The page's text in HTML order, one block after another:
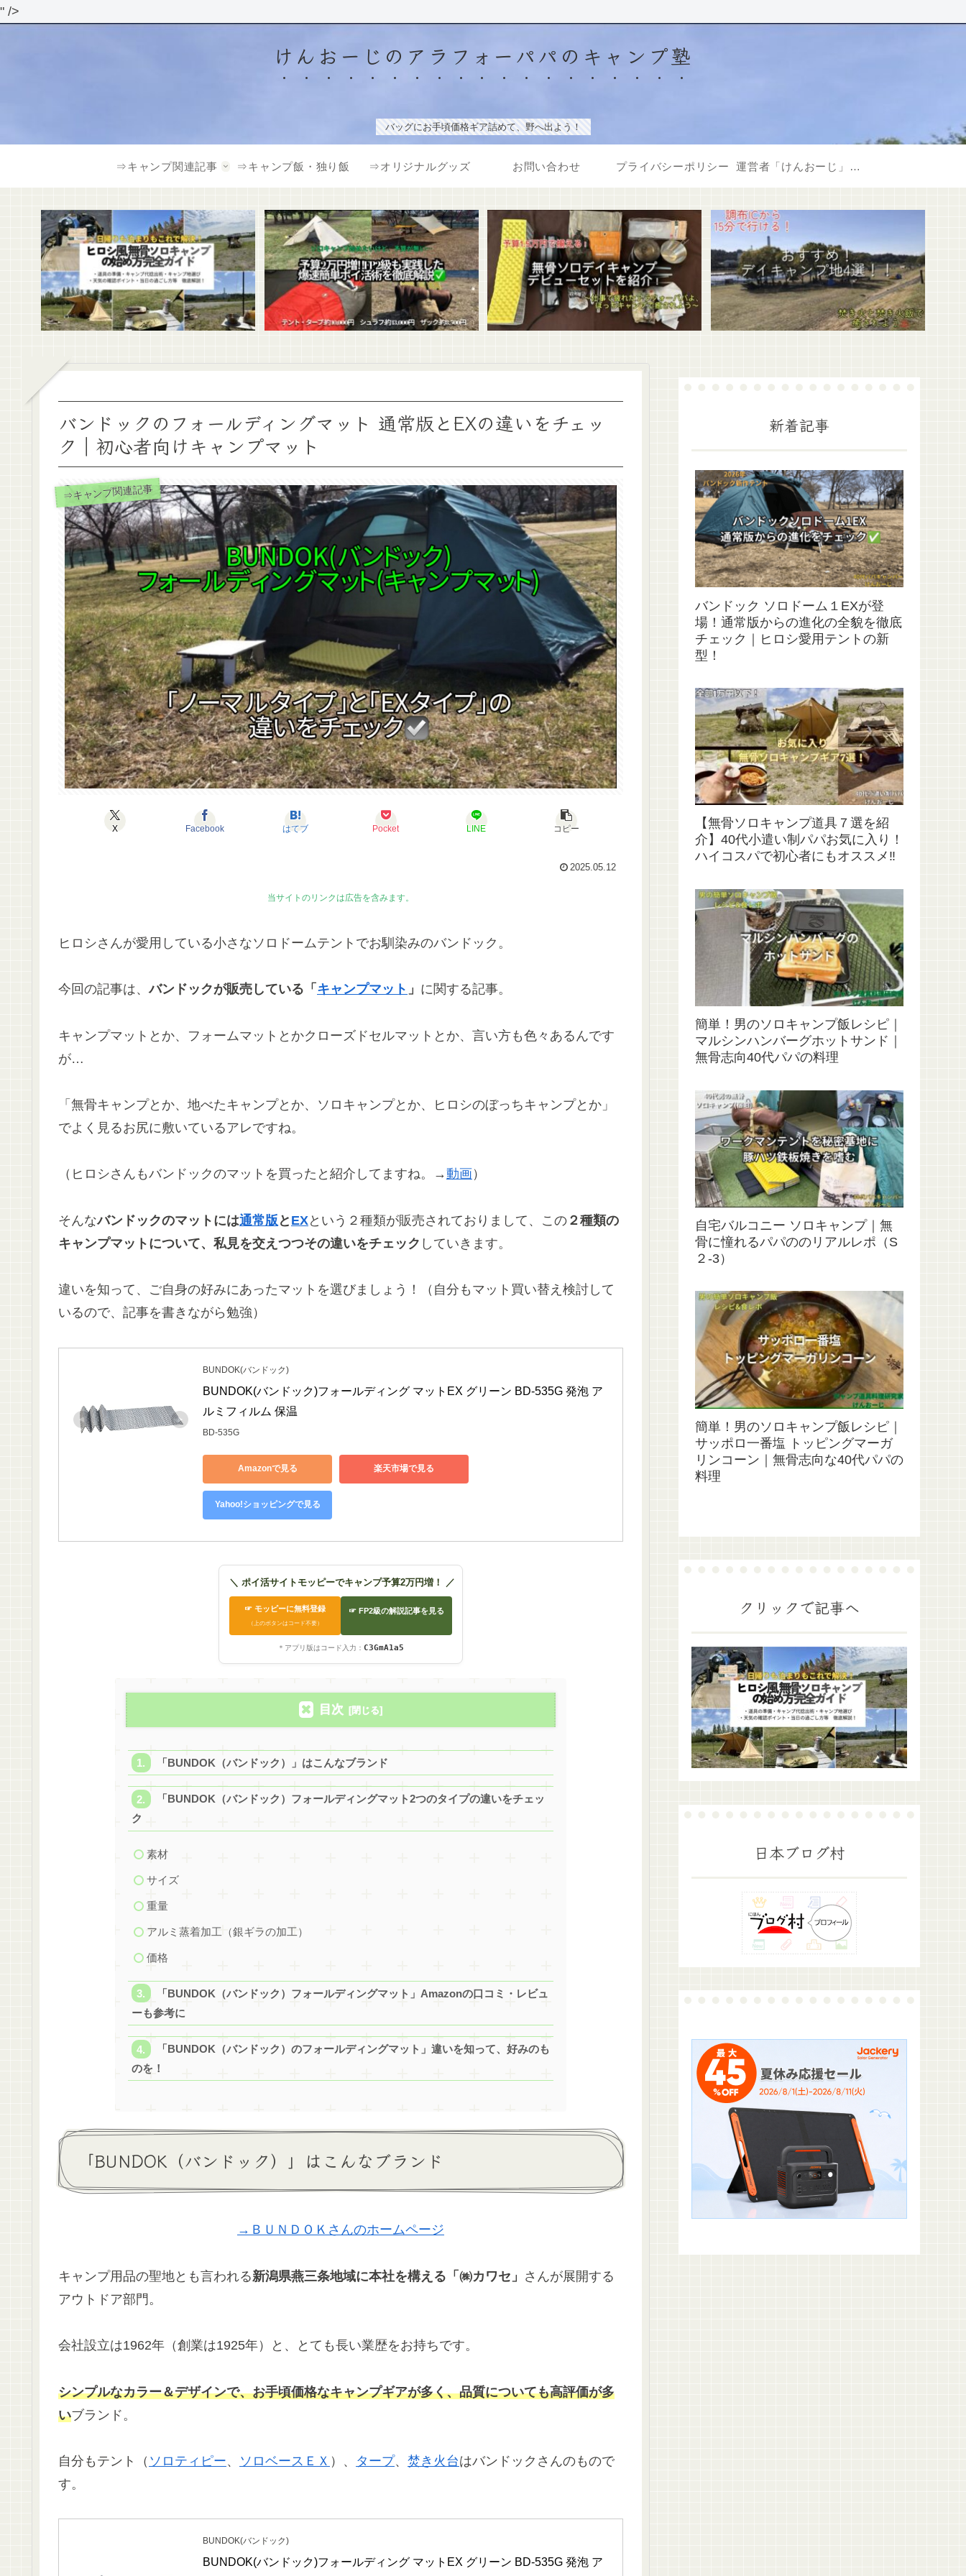
" />
けんおーじのアラフォーパパのキャンプ塾
バッグにお手頃価格ギア詰めて、野へ出よう！
⇒キャンプ関連記事 ⇒キャンプ飯・独り飯 ⇒オリジナルグッズ お問い合わせ プライバシーポリシー 運営者「けんおーじ」について
バンドックのフォールディングマット 通常版とEXの違いをチェッ
ク｜初心者向けキャンプマット
⇒キャンプ関連記事
X Facebook はてブ Pocket LINE コピー
2025.05.12
当サイトのリンクは広告を含みます。
ヒロシさんが愛用している小さなソロドームテントでお馴染みのバンドック。
今回の記事は、バンドックが販売している「 キャンプマット 」 に関する記事。
キャンプマットとか、フォームマットとかクローズドセルマットとか、言い方も色々あるんです
が…
「無骨キャンプとか、地べたキャンプとか、ソロキャンプとか、ヒロシのぼっちキャンプとか」
でよく見るお尻に敷いているアレですね。
（ヒロシさんもバンドックのマットを買ったと紹介してますね。→動画 ）
そんなバンドックのマットには通常版 と EXという２種類が販売されておりまして、この ２種類の
キャンプマットについて、私見を交えつつその違いをチェック していきます。
違いを知って、ご自身の好みにあったマットを選びましょう！（自分もマット買い替え検討して
いるので、記事を書きながら勉強）
BUNDOK(バンドック)
BUNDOK(バンドック)フォールディング マットEX グリーン BD-535G 発泡 ア
ルミフィルム 保温
BD-535G
Amazonで見る 楽天市場で見る
Yahoo!ショッピングで見る
＼ ポイ活サイトモッピーでキャンプ予算2万円増！ ／
☞ モッピーに無料登録
（上のボタンはコード不要）
☞ FP2級の解説記事を見る
＊アプリ版はコード入力： C3GmA1a5
目次
「BUNDOK（バンドック）」はこんなブランド
「BUNDOK（バンドック）フォールディングマット2つのタイプの違いをチェッ
ク
素材
サイズ
重量
アルミ蒸着加工（銀ギラの加工）
価格
「BUNDOK（バンドック）フォールディングマット」Amazonの口コミ・レビュ
ーも参考に
「BUNDOK（バンドック）のフォールディングマット」違いを知って、好みのも
のを！
「BUNDOK（バンドック）」はこんなブランド
→ＢＵＮＤＯＫさんのホームページ
キャンプ用品の聖地とも言われる新潟県燕三条地域に本社を構える「㈱カワセ」 さんが展開する
アウトドア部門。
会社設立は1962年（創業は1925年）と、とても長い業歴をお持ちです。
シンプルなカラー＆デザインで、お手頃価格なキャンプギアが多く、品質についても高評価が多
いブランド。
自分もテント（ ソロティピー、 ソロベースＥＸ ）、 タープ、 焚き火台はバンドックさんのもので
す。
BUNDOK(バンドック)
BUNDOK(バンドック)フォールディング マットEX グリーン BD-535G 発泡 ア
新着記事
バンドック ソロドーム１EXが登
場！通常版からの進化の全貌を徹底
チェック｜ヒロシ愛用テントの新
型！
【無骨ソロキャンプ道具７選を紹
介】40代小遣い制パパお気に入り！
ハイコスパで初心者にもオススメ‼
簡単！男のソロキャンプ飯レシピ｜
マルシンハンバーグホットサンド｜
無骨志向40代パパの料理
自宅バルコニー ソロキャンプ｜無
骨に憧れるパパののリアルレポ（S
２‐3）
簡単！男のソロキャンプ飯レシピ｜
サッポロ一番塩 トッピングマーガ
リンコーン｜無骨志向な40代パパの
料理
クリックで記事へ
日本ブログ村